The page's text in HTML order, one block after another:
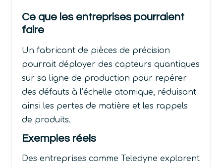
Ce que les entreprises pourraient
faire
Un fabricant de pièces de précision
pourrait déployer des capteurs quantiques
sur sa ligne de production pour repérer
des défauts à l’échelle atomique, réduisant
ainsi les pertes de matière et les rappels
de produits.
Exemples réels
Des entreprises comme Teledyne explorent